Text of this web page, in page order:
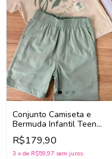
Conjunto Camiseta e
Bermuda Infantil Teen
Menino Divertto 27411
(Bege/Verde)
R$179,90
3 x de R$59,97 sem juros